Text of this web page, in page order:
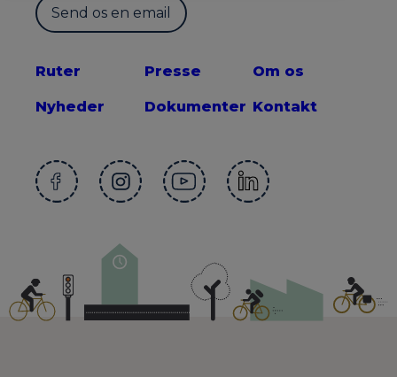
Send os en email
Ruter
Nyheder
Presse
Dokumenter
Om os
Kontakt